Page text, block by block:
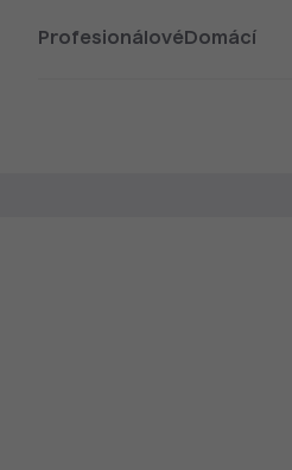
Profesionálové Domácí